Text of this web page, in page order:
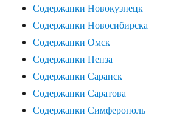
Содержанки Новокузнецк
Содержанки Новосибирска
Содержанки Омск
Содержанки Пенза
Содержанки Саранск
Содержанки Саратова
Содержанки Симферополь